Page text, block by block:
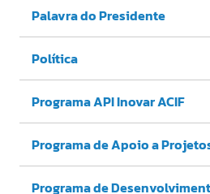
Palavra do Presidente
Política
Programa API Inovar ACIF
Programa de Apoio a
Programa de